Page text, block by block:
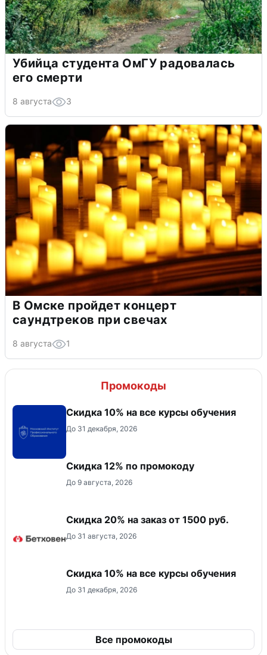
Убийца студента ОмГУ радовалась
его смерти
8 августа 3
В Омске пройдет концерт
саундтреков при свечах
8 августа 1
Промокоды
Скидка 10% на все курсы обучения
До 31 декабря, 2026
Скидка 12% по промокоду
До 9 августа, 2026
Скидка 20% на заказ от 1500 руб.
До 31 августа, 2026
Скидка 10% на все курсы обучения
До 31 декабря, 2026
Все промокоды